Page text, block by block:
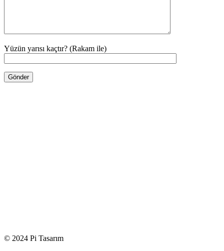
Yüzün yarısı kaçtır? (Rakam ile)
© 2024 Pi Tasarım